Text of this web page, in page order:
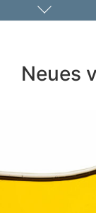
PLZ Lieferort
Neues